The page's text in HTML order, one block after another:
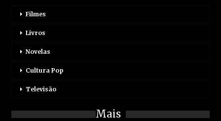
Filmes
Livros
Novelas
Cultura Pop
Televisão
Mais